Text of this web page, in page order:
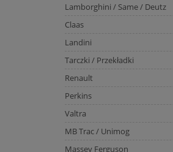
Lamborghini / Same / Deutz
Claas
Landini
Tarczki / Przekładki
Renault
Perkins
Valtra
MB Trac / Unimog
Massey Ferguson